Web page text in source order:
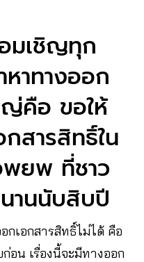
มเชิญทุก
าทางออก
ญ่คือ ขอให้
กสารสิทธิ์ใน
ยพ ที่ชาว
านนับสิบปี
เอกสารสิทธิ์ไม่ได้ คือ
อน เรื่องนี้จะมีทางออก